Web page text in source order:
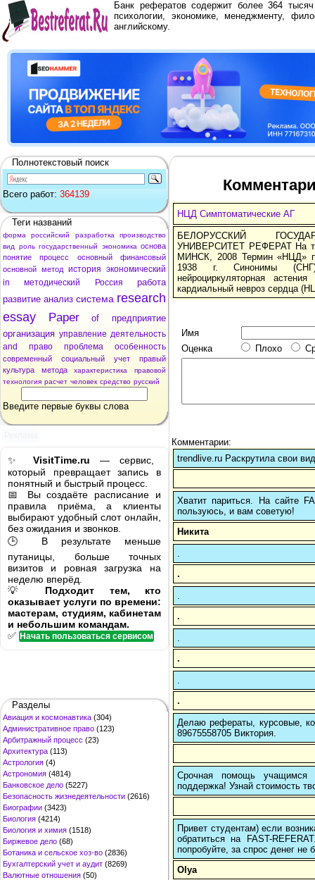
Банк рефератов содержит более 364
психологии, экономике, менеджменту,
английскому.
Полнотекстовый поиск
Всего работ: 364139
Теги названий
форма российский разработка
производство
вид
роль государственный экономика основа
понятие
процесс основный
финансовый
основной метод история экономический
in
методический Россия
работа
развитие анализ система research
essay
Paper of
предприятие
организация управление деятельность
and
право проблема особенность
современный социальный учет
правый
культура
метода характеристика
правовой
технология расчет человек средство русский
Введите первые буквы слова
✨ VisitTime.ru — сервис,
который превращает запись в
понятный и быстрый процесс.
📅 Вы создаёте расписание и
правила приёма, а клиенты
выбирают удобный слот онлайн,
без ожидания и звонков.
🕒 В результате меньше
путаницы, больше точных
визитов и ровная загрузка на
неделю вперёд.
💡 Подходит тем, кто
оказывает услуги по времени:
мастерам, студиям, кабинетам
и небольшим командам.
✅ Начать пользоваться сервисом
Разделы
Авиация и космонавтика (304)
Административное право (123)
Арбитражный процесс (23)
Архитектура (113)
Астрология (4)
Астрономия (4814)
Банковское дело (5227)
Безопасность жизнедеятельности (2616)
Биографии (3423)
Биология (4214)
Биология и химия (1518)
Биржевое дело (68)
Ботаника и сельское хоз-во (2836)
Бухгалтерский учет и аудит (8269)
Валютные отношения (50)
НЦД Симптоматические АГ
БЕЛОРУССКИЙ
УНИВЕРСИТЕТ РЕФЕРАТ На
МИНСК, 2008 Термин «НЦД»
1938 г. Синонимы (СНГ):
нейроциркуляторная
кардиальный невроз сердца
Имя
Оценка
Плохо
Комментарии:
trendlive.ru Раскрутила свои
Хватит париться. На сайте
пользуюсь, и вам советую!
Никита
.
.
.
.
Делаю рефераты, курсовые,
89675558705 Виктория.
Срочная помощь учащимся в
поддержка! Узнай стоимость
Привет студентам) если
обратиться на FAST-
попробуйте, за спрос денег не
Olya